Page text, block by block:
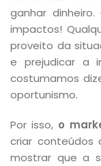
ganhar
impactos!
proveito da
e prejudicar a
costumamos
oportunismo.
Por isso, o
criar conteúdos
mostrar que a